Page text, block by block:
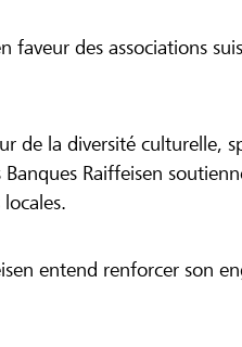
des associations
de la diversité culturelle,
Raiffeisen
entend renforcer son